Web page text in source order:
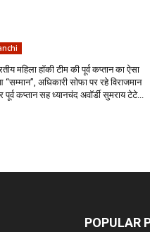
महिला हॉकी टीम की पूर्व कप्तान का ऐसा
अधिकारी सोफा पर रहे विराजमान
कप्तान सह ध्यानचंद अवॉर्डी सुमराय टेटे...
POPULAR